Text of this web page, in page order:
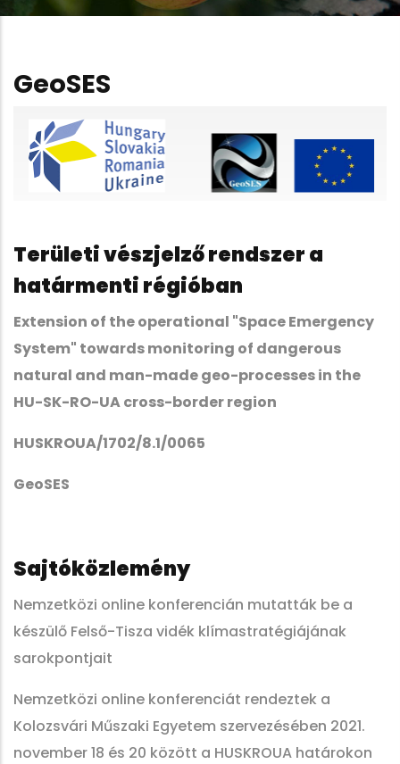
GeoSES
Területi vészjelző rendszer a
határmenti régióban
Extension of the operational "Space Emergency
System" towards monitoring of dangerous
natural and man-made geo-processes in the
HU-SK-RO-UA cross-border region
HUSKROUA/1702/8.1/0065
GeoSES
Sajtóközlemény
Nemzetközi online konferencián mutatták be a
készülő Felső-Tisza vidék klímastratégiájának
sarokpontjait
Nemzetközi online konferenciát rendeztek a
Kolozsvári Műszaki Egyetem szervezésében 2021.
november 18 és 20 között a HUSKROUA határokon